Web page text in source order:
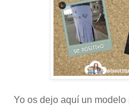
Yo os dejo aquí un